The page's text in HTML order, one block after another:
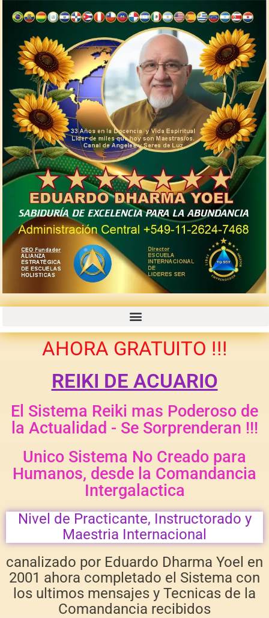
AHORA GRATUITO !!!
REIKI DE ACUARIO
El Sistema Reiki mas Poderoso de
la Actualidad - Se Sorprenderan !!!
Unico Sistema No Creado para
Humanos, desde la Comandancia
Intergalactica
Nivel de Practicante, Instructorado y
Maestria Internacional
canalizado por Eduardo Dharma Yoel en
2001 ahora completado el Sistema con
los ultimos mensajes y Tecnicas de la
Comandancia recibidos